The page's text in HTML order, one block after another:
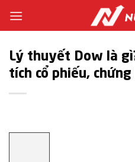
qua
dung
Lý thuyết Dow là
tích cổ phiếu, chứng